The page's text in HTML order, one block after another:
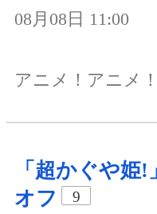
08月08日 11:00
アニメ！アニメ！
「超かぐや姫
オフ
9